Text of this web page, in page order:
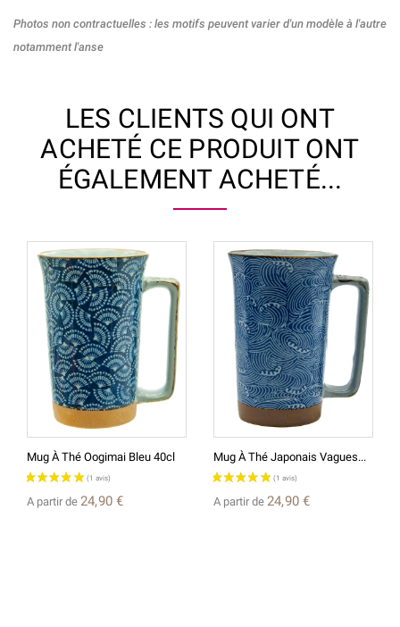
Photos non contractuelles : les motifs peuvent varier d'un modèle à l'autre
notamment l'anse
LES CLIENTS QUI ONT
ACHETÉ CE PRODUIT ONT
ÉGALEMENT ACHETÉ...
Mug À Thé Oogimai Bleu 40cl
A partir de 24,90 €
Mug À Thé Japonais Vagues...
A partir de 24,90 €